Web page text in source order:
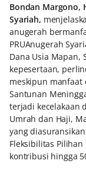
Bondan Margono,
Syariah,
anugerah
PRUAnugerah
Dana Usia Mapan,
kepesertaan,
meskipun manfaat
Santunan
terjadi kecelakaan
Umrah dan Haji,
yang
Fleksibilitas
kontribusi hingga